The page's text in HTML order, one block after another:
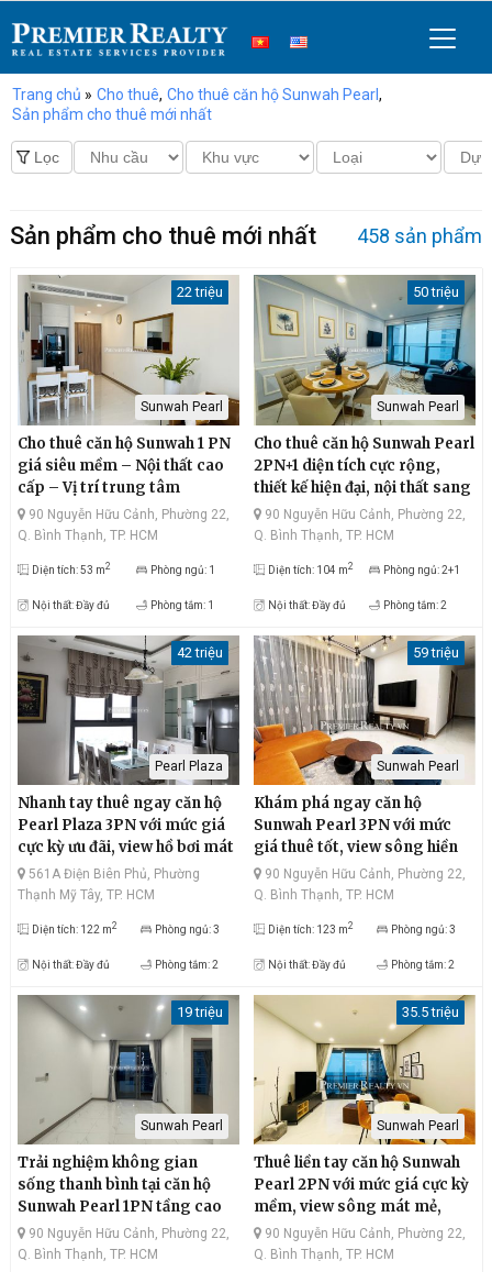
Trang chủ » Cho thuê, Cho thuê căn hộ Sunwah Pearl,
Sản phẩm cho thuê mới nhất
Sản phẩm cho thuê mới nhất 458 sản phẩm
22 triệu
Sunwah Pearl
Cho thuê căn hộ Sunwah 1 PN
giá siêu mềm – Nội thất cao
cấp – Vị trí trung tâm
90 Nguyễn Hữu Cảnh, Phường 22,
Q. Bình Thạnh, TP. HCM
Diện tích: 53 m2 Phòng ngủ: 1
Nội thất: Đầy đủ Phòng tắm: 1
50 triệu
Sunwah Pearl
Cho thuê căn hộ Sunwah Pearl
2PN+1 diện tích cực rộng,
thiết kế hiện đại, nội thất sang
trọng.
90 Nguyễn Hữu Cảnh, Phường 22,
Q. Bình Thạnh, TP. HCM
Diện tích: 104 m2 Phòng ngủ: 2+1
Nội thất: Đầy đủ Phòng tắm: 2
42 triệu
Pearl Plaza
Nhanh tay thuê ngay căn hộ
Pearl Plaza 3PN với mức giá
cực kỳ ưu đãi, view hồ bơi mát
mẻ, sông Saigon lộng gió,
diện tích thông thoáng, vị trí
561A Điện Biên Phủ, Phường
Thạnh Mỹ Tây, TP. HCM
Diện tích: 122 m2 Phòng ngủ: 3
Nội thất: Đầy đủ Phòng tắm: 2
59 triệu
Sunwah Pearl
Khám phá ngay căn hộ
Sunwah Pearl 3PN với mức
giá thuê tốt, view sông hiền
hòa, Thủ Thiêm hiện đại, đầy
đủ nội thất, thiết kế tối giản
90 Nguyễn Hữu Cảnh, Phường 22,
Q. Bình Thạnh, TP. HCM
Diện tích: 123 m2 Phòng ngủ: 3
Nội thất: Đầy đủ Phòng tắm: 2
19 triệu
Sunwah Pearl
Trải nghiệm không gian
sống thanh bình tại căn hộ
Sunwah Pearl 1PN tầng cao
với mức giá thuê ưu đãi, view
sông thoáng mát, Landmark
90 Nguyễn Hữu Cảnh, Phường 22,
Q. Bình Thạnh, TP. HCM
35.5 triệu
Sunwah Pearl
Thuê liền tay căn hộ Sunwah
Pearl 2PN với mức giá cực kỳ
mềm, view sông mát mẻ,
Landmark81 rực rỡ, thiết kế
bắt mắt
90 Nguyễn Hữu Cảnh, Phường 22,
Q. Bình Thạnh, TP. HCM